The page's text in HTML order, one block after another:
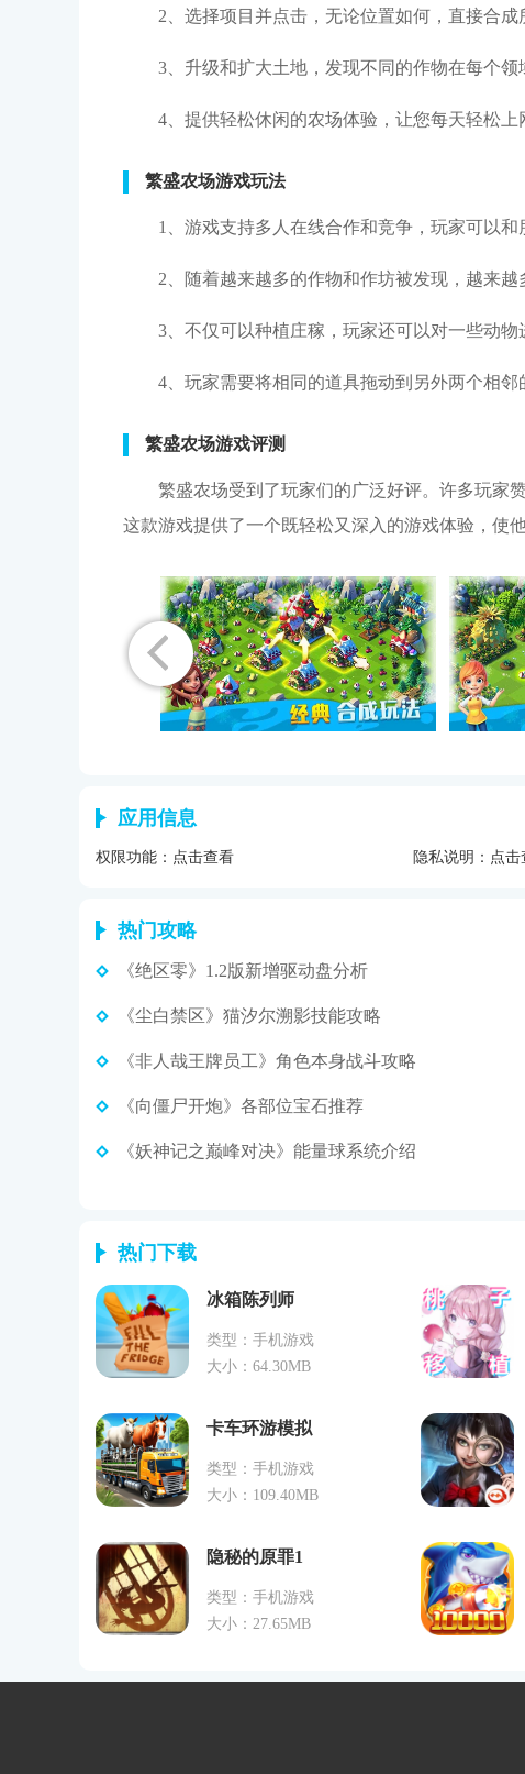
2、选择项目并点击，无论位置如何，直接合
3、升级和扩大土地，发现不同的作物在每个领
4、提供轻松休闲的农场体验，让您每天轻松上
繁盛农场游戏玩法
1、游戏支持多人在线合作和竞争，玩家可以和
2、随着越来越多的作物和作坊被发现，越来越
3、不仅可以种植庄稼，玩家还可以对一些动物
4、玩家需要将相同的道具拖动到另外两个相邻
繁盛农场游戏评测
繁盛农场受到了玩家们的广泛好评。许多玩家
这款游戏提供了一个既轻松又深入的游戏体验，使
应用信息
权限功能： 点击查看 隐私说明： 点击
热门攻略
《绝区零》1.2版新增驱动盘分析
《尘白禁区》猫汐尔溯影技能攻略
《非人哉王牌员工》角色本身战斗攻略
《向僵尸开炮》各部位宝石推荐
《妖神记之巅峰对决》能量球系统介绍
热门下载
冰箱陈列师
类型：手机游戏
大小：64.30MB
卡车环游模拟
类型：手机游戏
大小：109.40MB
隐秘的原罪1
类型：手机游戏
大小：27.65MB